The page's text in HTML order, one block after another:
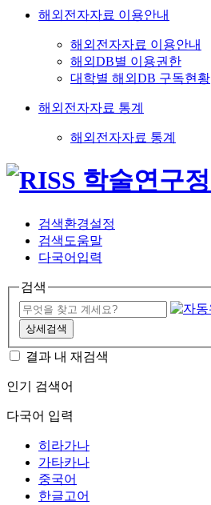
해외전자자료 이용안내
해외전자자료 이용안내
해외DB별 이용권한
대학별 해외DB 구독현황
해외전자자료 통계
해외전자자료 통계
검색환경설정
검색도움말
다국어입력
검색
상세검색
결과 내 재검색
인기 검색어
다국어 입력
히라가나
가타카나
중국어
한글고어